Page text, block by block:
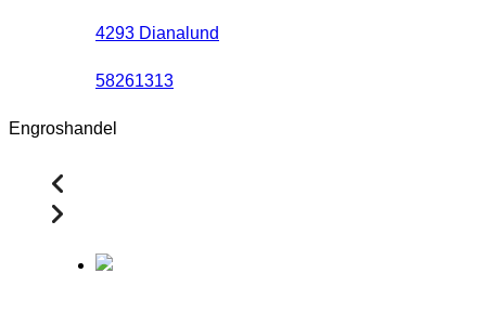
4293 Dianalund
58261313
Engroshandel